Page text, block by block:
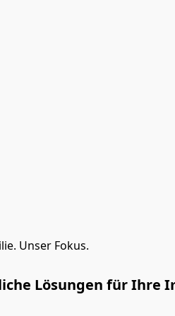
Unser Fokus.
Lösungen für Ihre